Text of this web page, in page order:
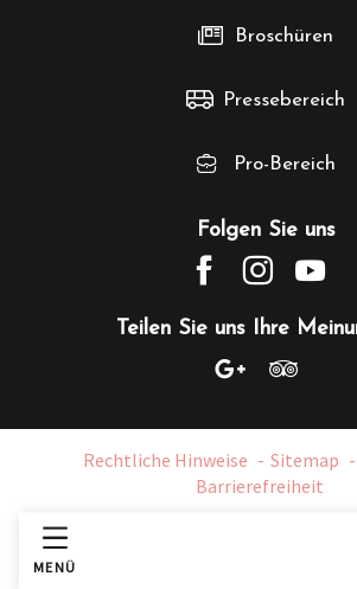
MENÜ
Folgen Sie uns
Teilen Sie uns Ihre
Broschüren
Pressebereich
Pro-Bereich
Rechtliche Hinweise Sitemap
Barrierefreiheit